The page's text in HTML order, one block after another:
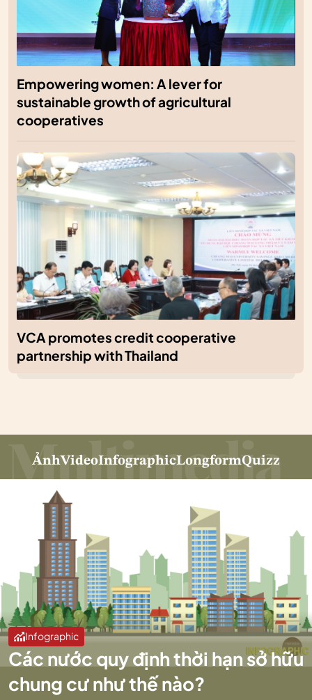
Empowering women: A lever for
sustainable growth of agricultural
cooperatives
VCA promotes credit cooperative
partnership with Thailand
ẢnhVideoInfographicLongformQuizz
Infographic
Các nước quy định thời hạn sở hữu
chung cư như thế nào?